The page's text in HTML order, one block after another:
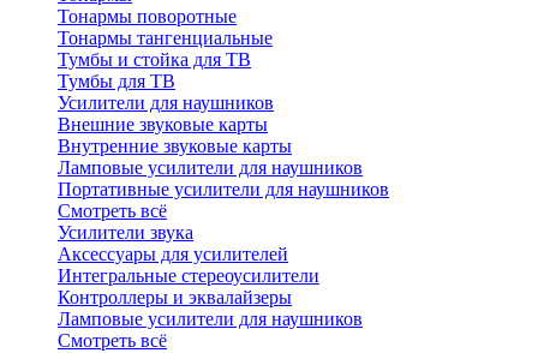
Тонармы поворотные
Тонармы тангенциальные
Тумбы и стойка для ТВ
Тумбы для ТВ
Усилители для наушников
Внешние звуковые карты
Внутренние звуковые карты
Ламповые усилители для наушников
Портативные усилители для наушников
Смотреть всё
Усилители звука
Аксессуары для усилителей
Интегральные стереоусилители
Контроллеры и эквалайзеры
Ламповые усилители для наушников
Смотреть всё